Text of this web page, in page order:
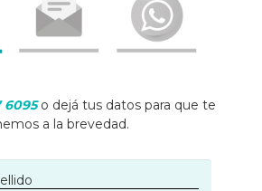
6095o dejá tus datos para que te
a la brevedad.